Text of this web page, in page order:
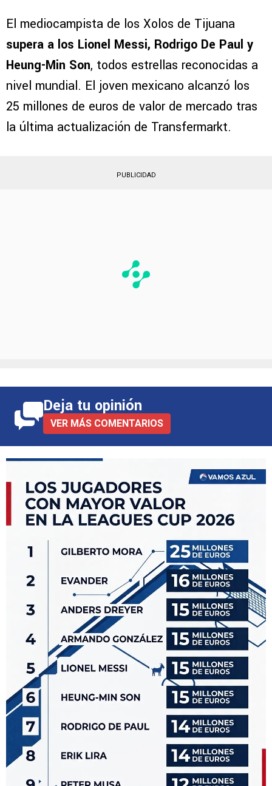
El mediocampista de los Xolos de Tijuana
supera a los Lionel Messi, Rodrigo De Paul y
Heung-Min Son, todos estrellas reconocidas a
nivel mundial. El joven mexicano alcanzó los
25 millones de euros de valor de mercado tras
la última actualización de Transfermarkt.
PUBLICIDAD
Deja tu opinión
VER MÁS COMENTARIOS